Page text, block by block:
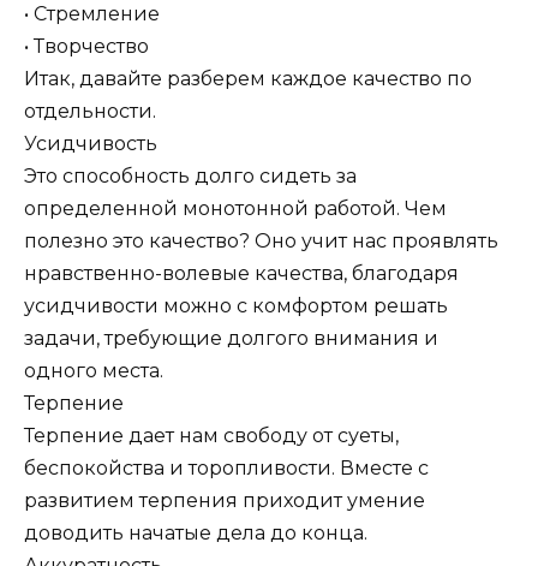
• Стремление
• Творчество
Итак, давайте разберем каждое качество по
отдельности.
Усидчивость
Это способность долго сидеть за
определенной монотонной работой. Чем
полезно это качество? Оно учит нас проявлять
нравственно-волевые качества, благодаря
усидчивости можно с комфортом решать
задачи, требующие долгого внимания и
одного места.
Терпение
Терпение дает нам свободу от суеты,
беспокойства и торопливости. Вместе с
развитием терпения приходит умение
доводить начатые дела до конца.